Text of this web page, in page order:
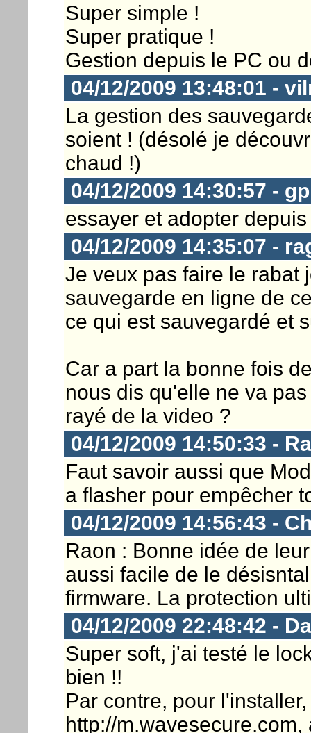
Super simple !
Super pratique !
Gestion depuis le PC ou
04/12/2009 13:48:01 -
La gestion des
soient ! (désolé je
chaud !)
04/12/2009 14:30:57 -
essayer et adopter
04/12/2009 14:35:07 -
Je veux pas faire le rabat
sauvegarde en ligne de
ce qui est sauvegardé et
Car a part la bonne fois
nous dis qu'elle ne va
rayé de la video ?
04/12/2009 14:50:33 -
Faut savoir aussi que
a flasher pour empêcher
04/12/2009 14:56:43 -
Raon : Bonne idée de
aussi facile de le
firmware. La protection
04/12/2009 22:48:42 -
Super soft, j'ai testé le
bien !!
Par contre, pour
http://